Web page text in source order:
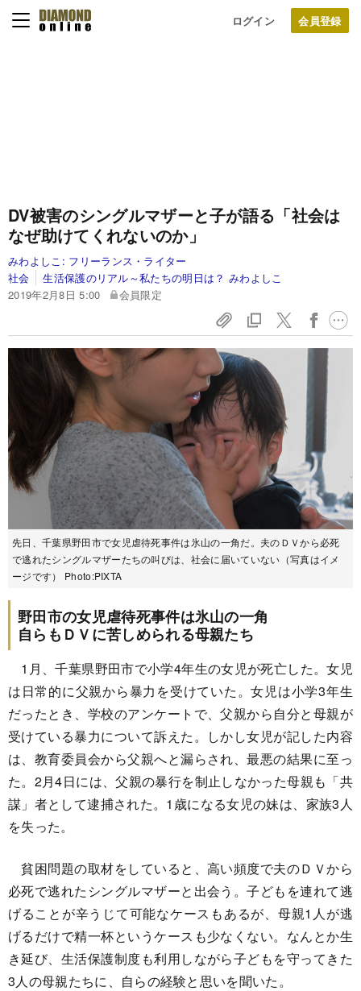
ログイン
DV被害のシングルマザーと子が語る「社会は
なぜ助けてくれないのか」
みわよしこ: フリーランス・ライター
社会
生活保護のリアル～私たちの明日は？ みわよしこ
2019年2月8日 5:00
会員限定
先日、千葉県野田市で女児虐待死事件は氷山の一角だ。夫のＤＶから必死
で逃れたシングルマザーたちの叫びは、社会に届いていない（写真はイメ
ージです） Photo:PIXTA
野田市の女児虐待死事件は氷山の一角
自らもＤＶに苦しめられる母親たち
1月、千葉県野田市で小学4年生の女児が死亡した。女児
は日常的に父親から暴力を受けていた。女児は小学3年生
だったとき、学校のアンケートで、父親から自分と母親が
受けている暴力について訴えた。しかし女児が記した内容
は、教育委員会から父親へと漏らされ、最悪の結果に至っ
た。2月4日には、父親の暴行を制止しなかった母親も「共
謀」者として逮捕された。1歳になる女児の妹は、家族3人
を失った。
貧困問題の取材をしていると、高い頻度で夫のＤＶから
必死で逃れたシングルマザーと出会う。子どもを連れて逃
げることが辛うじて可能なケースもあるが、母親1人が逃
げるだけで精一杯というケースも少なくない。なんとか生
き延び、生活保護制度も利用しながら子どもを守ってきた
3人の母親たちに、自らの経験と思いを聞いた。